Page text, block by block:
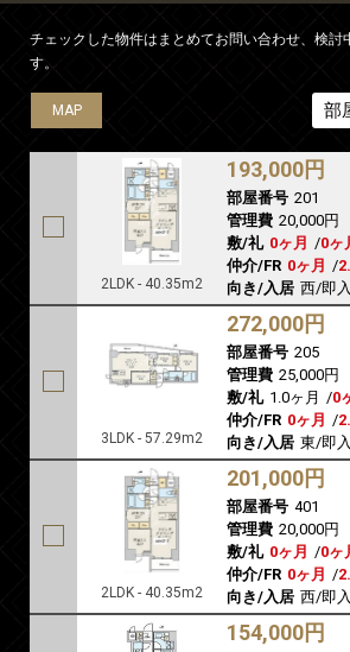
チェックした物件はまとめてお問い合わせ、検討
す。
MAP
2LDK - 40.35m2
193,000円
部屋番号 201
管理費 20,000円
敷/礼 0ヶ月 /0ヶ
仲介/FR 0ヶ月 /
向き/入居 西/即
MAP
3LDK - 57.29m2
272,000円
部屋番号 205
管理費 25,000円
敷/礼 1.0ヶ月 /0
仲介/FR 0ヶ月 /
向き/入居 東/即
MAP
2LDK - 40.35m2
201,000円
部屋番号 401
管理費 20,000円
敷/礼 0ヶ月 /0ヶ
仲介/FR 0ヶ月 /
向き/入居 西/即
MAP
154,000円
MAP
MAP
MAP
MAP
MAP
MAP
MAP
MAP
MAP
MAP
MAP
MAP
MAP
MAP
MAP